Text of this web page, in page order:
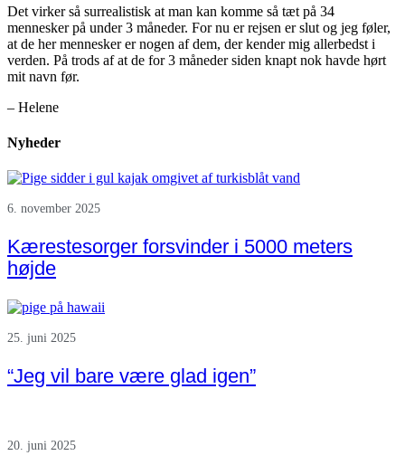
Det virker så surrealistisk at man kan komme så tæt på 34
mennesker på under 3 måneder. For nu er rejsen er slut og jeg føler,
at de her mennesker er nogen af dem, der kender mig allerbedst i
verden. På trods af at de for 3 måneder siden knapt nok havde hørt
mit navn før.
– Helene
Nyheder
6. november 2025
Kærestesorger forsvinder i 5000 meters
højde
25. juni 2025
“Jeg vil bare være glad igen”
20. juni 2025